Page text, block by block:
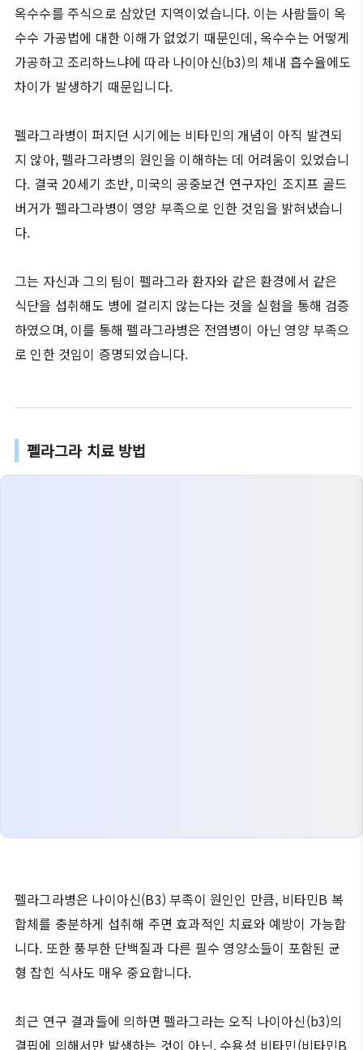
옥수수를 주식으로 삼았던 지역이었습니다. 이는 사람들이 옥
수수 가공법에 대한 이해가 없었기 때문인데, 옥수수는 어떻게
가공하고 조리하느냐에 따라 나이아신(b3)의 체내 흡수율에도
차이가 발생하기 때문입니다.
펠라그라병이 퍼지던 시기에는 비타민의 개념이 아직 발견되
지 않아, 펠라그라병의 원인을 이해하는 데 어려움이 있었습니
다. 결국 20세기 초반, 미국의 공중보건 연구자인 조지프 골드
버거가 펠라그라병이 영양 부족으로 인한 것임을 밝혀냈습니
다.
그는 자신과 그의 팀이 펠라그라 환자와 같은 환경에서 같은
식단을 섭취해도 병에 걸리지 않는다는 것을 실험을 통해 검증
하였으며, 이를 통해 펠라그라병은 전염병이 아닌 영양 부족으
로 인한 것임이 증명되었습니다.
펠라그라 치료 방법
펠라그라병은 나이아신(B3) 부족이 원인인 만큼, 비타민B 복
합체를 충분하게 섭취해 주면 효과적인 치료와 예방이 가능합
니다. 또한 풍부한 단백질과 다른 필수 영양소들이 포함된 균
형 잡힌 식사도 매우 중요합니다.
최근 연구 결과들에 의하면 펠라그라는 오직 나이아신(b3)의
결핍에 의해서만 발생하는 것이 아닌, 수용성 비타민(비타민B